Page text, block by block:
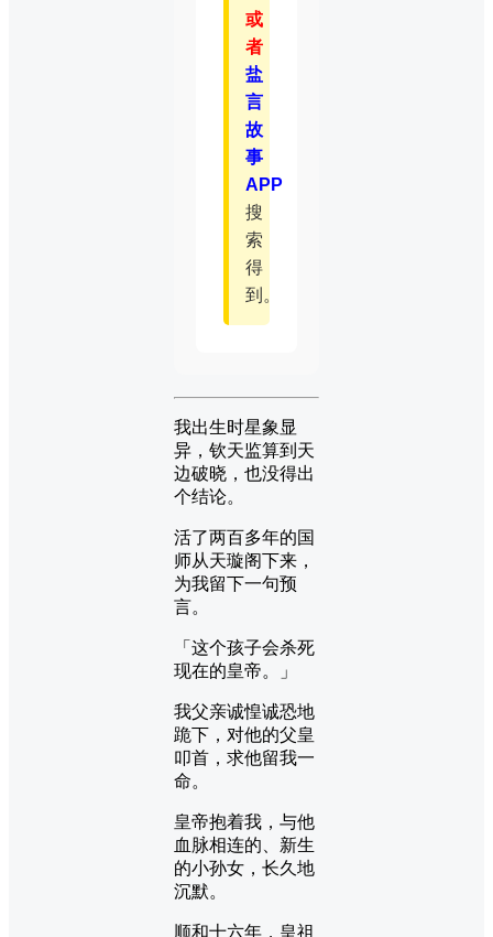
或
者
盐
言
故
事
APP
搜
索
得
到。
我出生时星象显
异，钦天监算到天
边破晓，也没得出
个结论。
活了两百多年的国
师从天璇阁下来，
为我留下一句预
言。
「这个孩子会杀死
现在的皇帝。」
我父亲诚惶诚恐地
跪下，对他的父皇
叩首，求他留我一
命。
皇帝抱着我，与他
血脉相连的、新生
的小孙女，长久地
沉默。
顺和十六年，皇祖